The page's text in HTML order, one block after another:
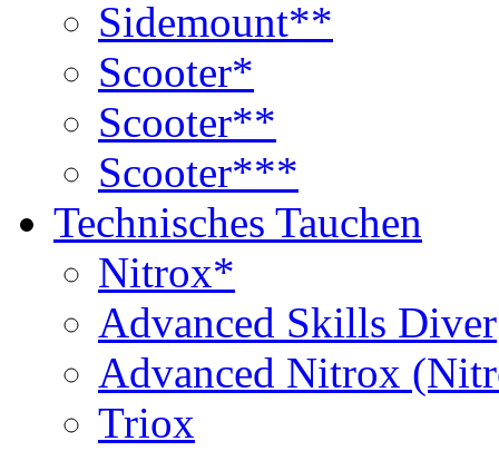
Sidemount**
Scooter*
Scooter**
Scooter***
Technisches Tauchen
Nitrox*
Advanced Skills Diver
Advanced Nitrox
Triox